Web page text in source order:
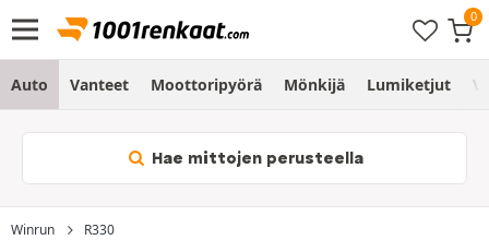
Auto Vanteet Moottoripyörä Mönkijä Lumiketjut
Hae mittojen perusteella
Winrun R330